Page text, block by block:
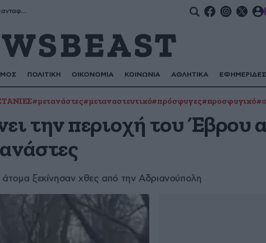
Μύρων, Τριαντάφυλλος, Τριανταφυλλιά, Φυλλιώ, Ρόζα
ΠΟΛΙΤΙΚΗ ΟΙΚΟΝΟΜΙΑ ΚΟΙΝΩΝΙΑ ΑΘΛΗΤΙΚΑ ΕΦΗΜΕΡΙΔΕΣ
#μετανάστες#μεταναστευτικό#πρόσφυγες#προσφυγικό
την περιοχή του Έβρου
ξεκίνησαν χθες από την Αδριανούπολη